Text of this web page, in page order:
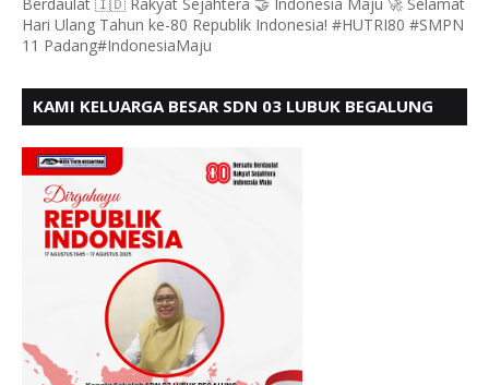
Hari Ulang Tahun ke-80 Republik Indonesia! #HUTRI80 #SMPN
11 Padang#IndonesiaMaju
KAMI KELUARGA BESAR SDN 03 LUBUK BEGALUNG